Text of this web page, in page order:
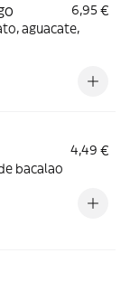
6,95 €
aguacate,
4,49 €
bacalao